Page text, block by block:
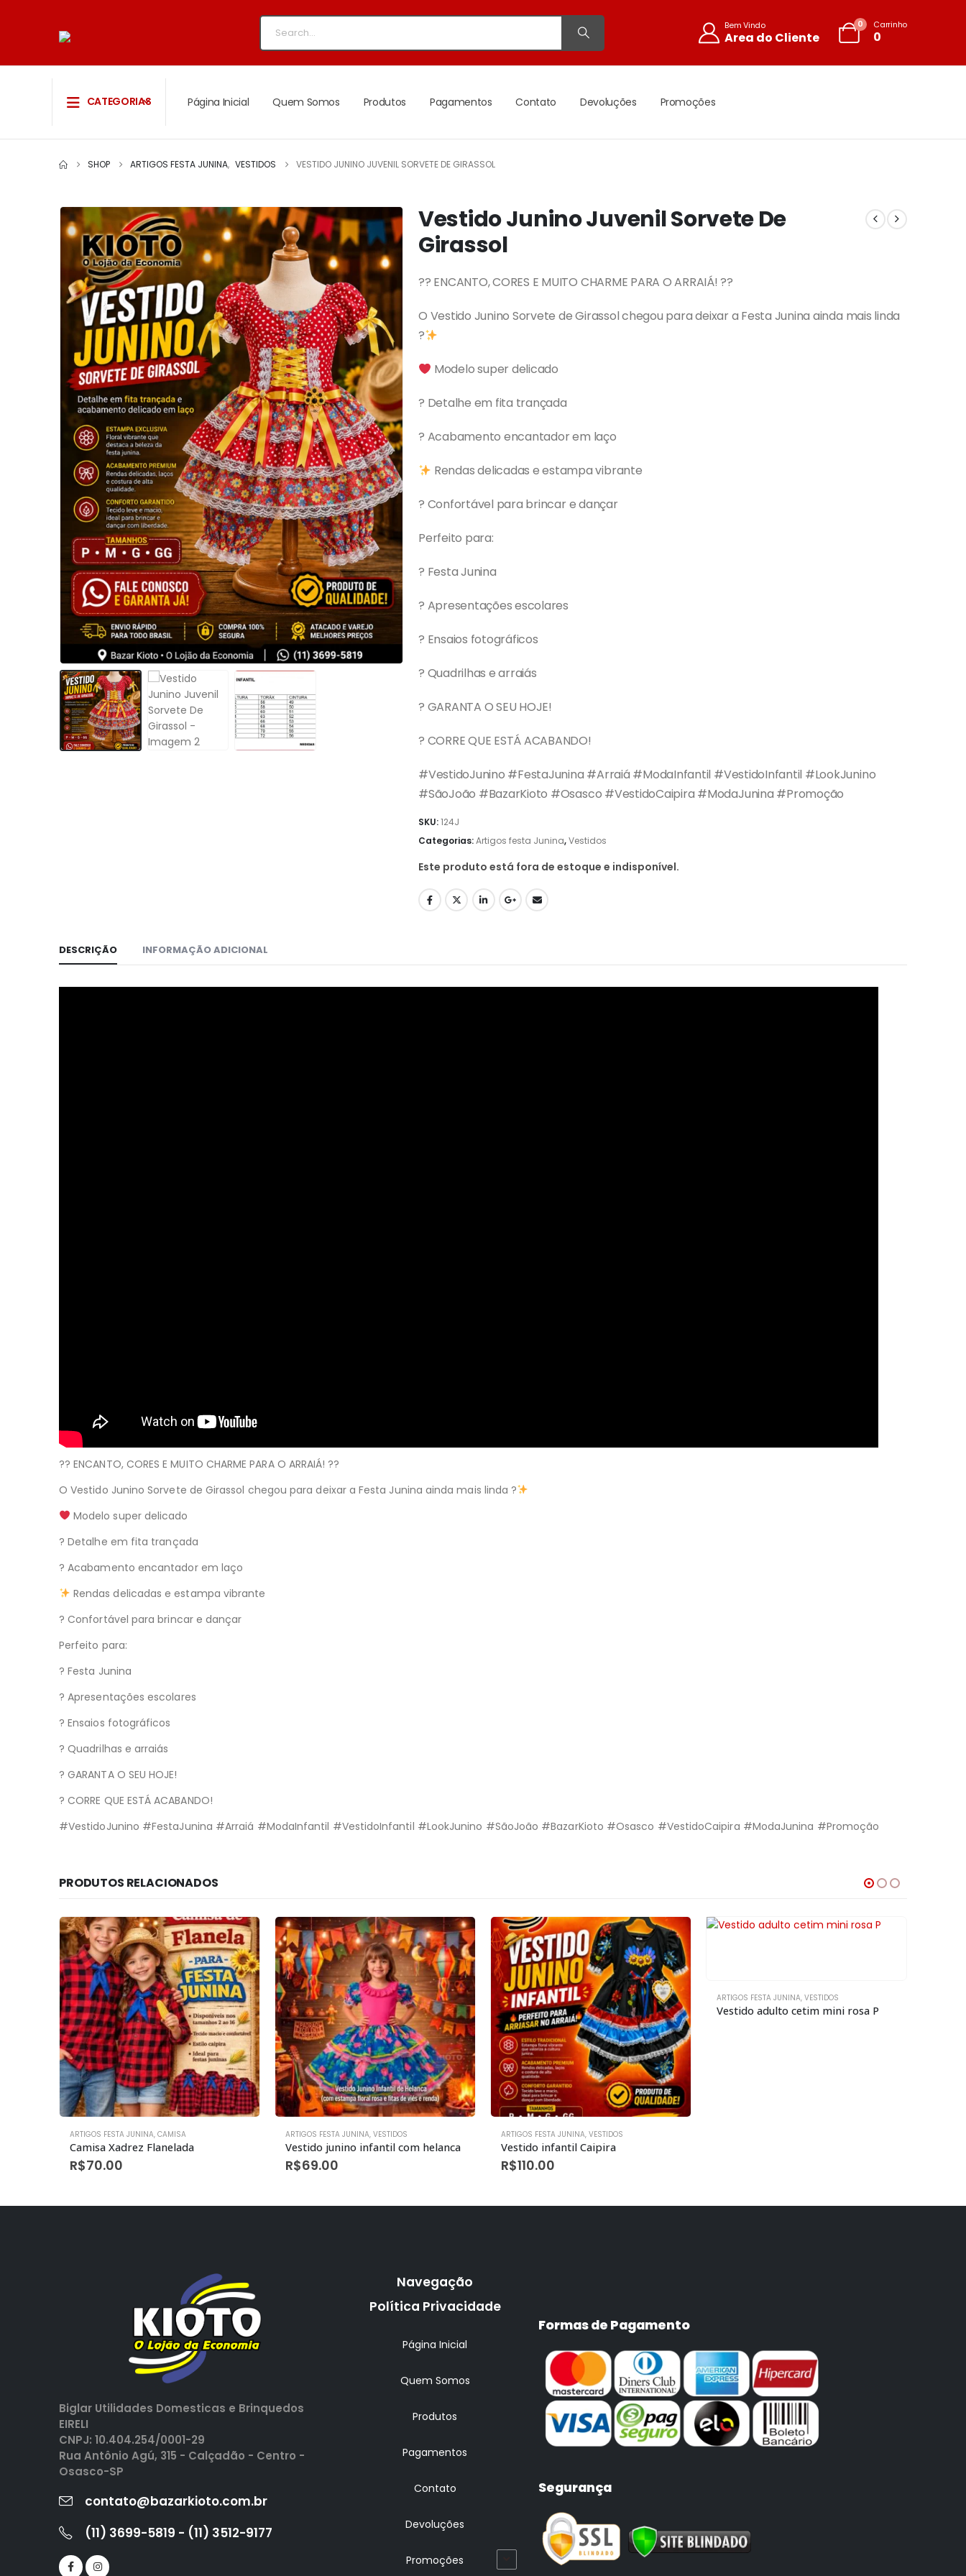
Bem Vindo
Area do Cliente
0 Carrinho
0
CATEGORIAS Página Inicial Quem Somos Produtos Pagamentos Contato Devoluções Promoções
SHOP ARTIGOS FESTA JUNINA, VESTIDOS VESTIDO JUNINO JUVENIL SORVETE DE GIRASSOL
Vestido Junino Juvenil Sorvete De
Girassol
?? ENCANTO, CORES E MUITO CHARME PARA O ARRAIÁ! ??
O Vestido Junino Sorvete de Girassol chegou para deixar a Festa Junina ainda mais linda
?
Modelo super delicado
? Detalhe em fita trançada
? Acabamento encantador em laço
Rendas delicadas e estampa vibrante
? Confortável para brincar e dançar
Perfeito para:
? Festa Junina
? Apresentações escolares
? Ensaios fotográficos
? Quadrilhas e arraiás
? GARANTA O SEU HOJE!
? CORRE QUE ESTÁ ACABANDO!
#VestidoJunino #FestaJunina #Arraiá #ModaInfantil #VestidoInfantil #LookJunino
#SãoJoão #BazarKioto #Osasco #VestidoCaipira #ModaJunina #Promoção
SKU:124J
Categorias:Artigos festa Junina,Vestidos
Este produto está fora de estoque e indisponível.
DESCRIÇÃO INFORMAÇÃO ADICIONAL
?? ENCANTO, CORES E MUITO CHARME PARA O ARRAIÁ! ??
O Vestido Junino Sorvete de Girassol chegou para deixar a Festa Junina ainda mais linda ?
Modelo super delicado
? Detalhe em fita trançada
? Acabamento encantador em laço
Rendas delicadas e estampa vibrante
? Confortável para brincar e dançar
Perfeito para:
? Festa Junina
? Apresentações escolares
? Ensaios fotográficos
? Quadrilhas e arraiás
? GARANTA O SEU HOJE!
? CORRE QUE ESTÁ ACABANDO!
#VestidoJunino #FestaJunina #Arraiá #ModaInfantil #VestidoInfantil #LookJunino #SãoJoão #BazarKioto #Osasco #VestidoCaipira #ModaJunina #Promoção
PRODUTOS RELACIONADOS
ARTIGOS FESTA JUNINA, CAMISA
Camisa Xadrez Flanelada
R$70.00
ARTIGOS FESTA JUNINA, VESTIDOS
Vestido junino infantil com helanca
R$69.00
ARTIGOS FESTA JUNINA, VESTIDOS
Vestido infantil Caipira
R$110.00
ARTIGOS FESTA JUNINA, VESTIDOS
Vestido adulto cetim mini rosa P
Biglar Utilidades Domesticas e Brinquedos
EIRELI
CNPJ: 10.404.254/0001-29
Rua Antônio Agú, 315 - Calçadão - Centro -
Osasco-SP
contato@bazarkioto.com.br
(11) 3699-5819 - (11) 3512-9177
Navegação
Política Privacidade
Página Inicial
Quem Somos
Produtos
Pagamentos
Contato
Devoluções
Promoções
Formas de Pagamento
Segurança